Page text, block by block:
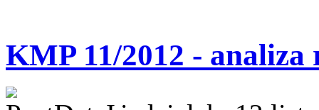
KMP 11/2012 - analiza